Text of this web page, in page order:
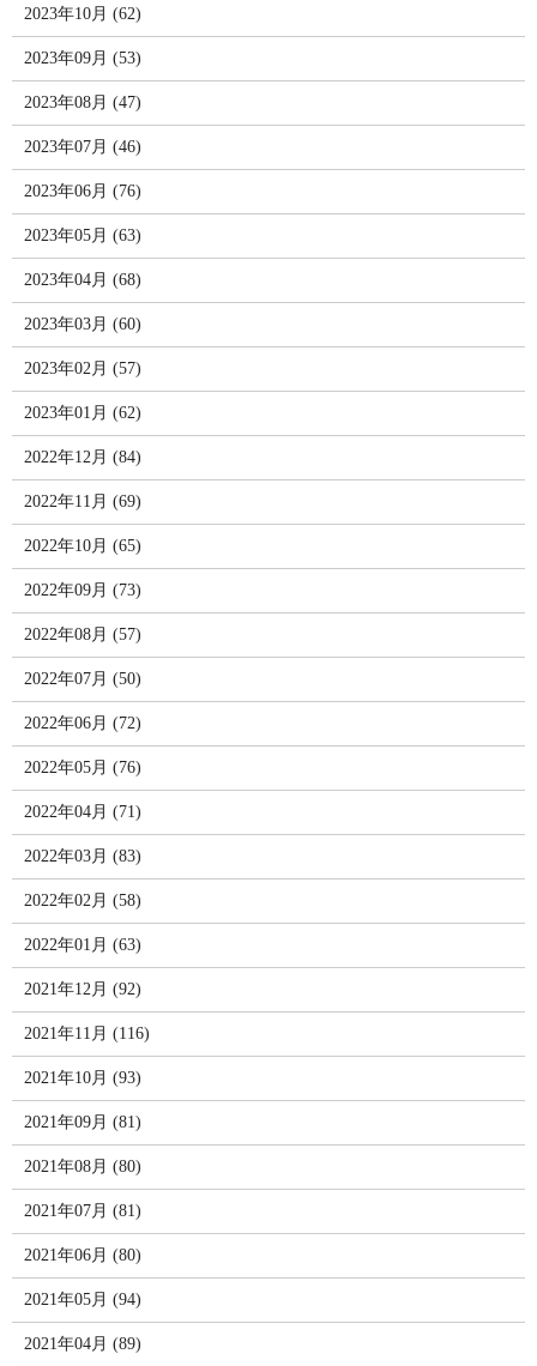
2023年10月 (62)
2023年09月 (53)
2023年08月 (47)
2023年07月 (46)
2023年06月 (76)
2023年05月 (63)
2023年04月 (68)
2023年03月 (60)
2023年02月 (57)
2023年01月 (62)
2022年12月 (84)
2022年11月 (69)
2022年10月 (65)
2022年09月 (73)
2022年08月 (57)
2022年07月 (50)
2022年06月 (72)
2022年05月 (76)
2022年04月 (71)
2022年03月 (83)
2022年02月 (58)
2022年01月 (63)
2021年12月 (92)
2021年11月 (116)
2021年10月 (93)
2021年09月 (81)
2021年08月 (80)
2021年07月 (81)
2021年06月 (80)
2021年05月 (94)
2021年04月 (89)